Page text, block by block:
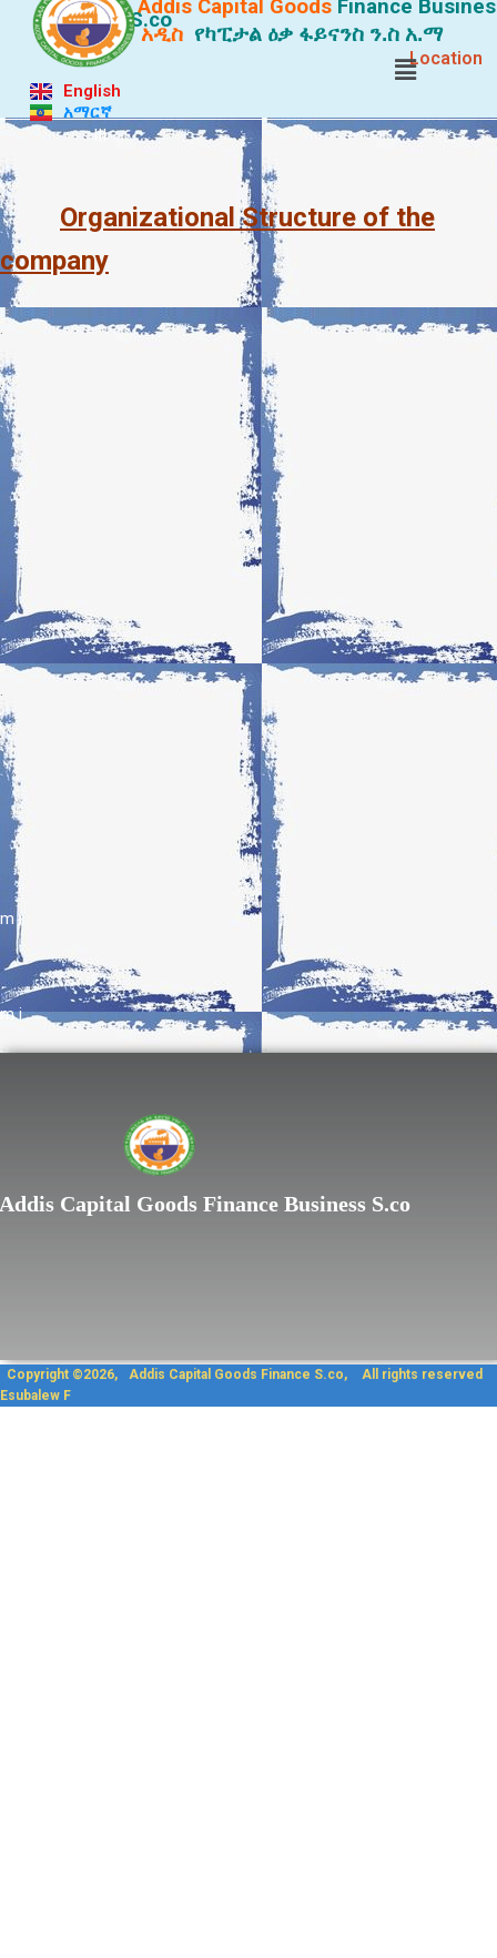
Addis Capital Goods Finance
S.co
አዲስ የካፒታል ዕቃ ፋይናንስ ን.ስ አ.ማ
Location
English
አማርኛ
የአዲስ የካፒታል ዕቃ ፋይናንስ ን.ስ
III
Organizational Structure of the
company
.
.
.
.
.
.
m i
mi
Addis Capital Goods Finance Business S.co
Copyright ©2026, Addis
Esubalew F